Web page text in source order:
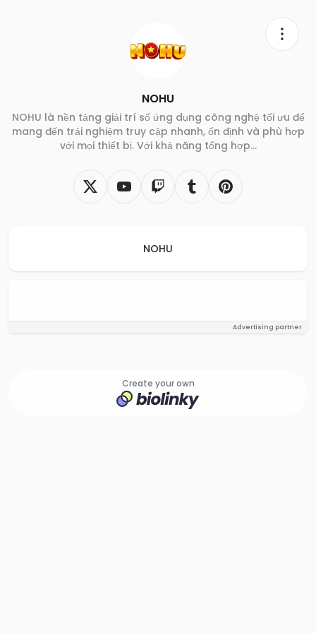
NOHU
NOHU là nền tảng giải trí số ứng dụng công nghệ tối ưu để
mang đến trải nghiệm truy cập nhanh, ổn định và phù hợp
với mọi thiết bị. Với khả năng tổng hợp...
NOHU
Advertising partner
Create your own